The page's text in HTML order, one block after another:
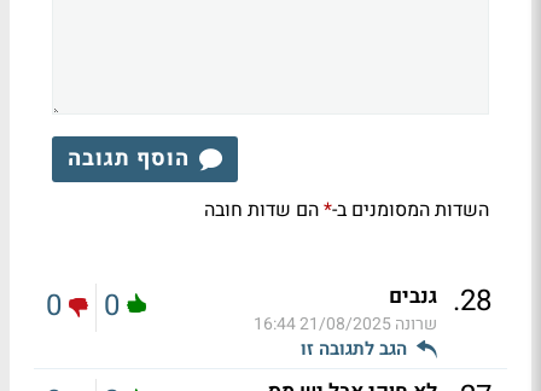
הוסף תגובה
השדות המסומנים ב-*הם שדות חובה
28
. גנבים
שרונה21/08/2025 16:44
הגב לתגובה זו
0
0